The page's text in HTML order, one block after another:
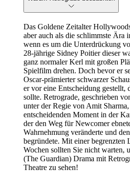
Das Goldene Zeitalter
aber auch als die schlimmste Ära
wenn es um die Unterdrückung
28-jährige Sidney Poitier dieser
ganz normaler Kerl mit großen
Spielfilm drehen. Doch bevor er
Oscar-prämierter schwarzer
er vor eine Entscheidung gestellt,
sollte. Retrograde, geschrieben
unter der Regie von Amit
entscheidenden Moment in der
der den Weg für Newcomer
Wahrnehmung veränderte und
begründete. Mit einer begrenzten
Wochen sollten Sie nicht warten,
(The Guardian) Drama mit
Theatre zu sehen!